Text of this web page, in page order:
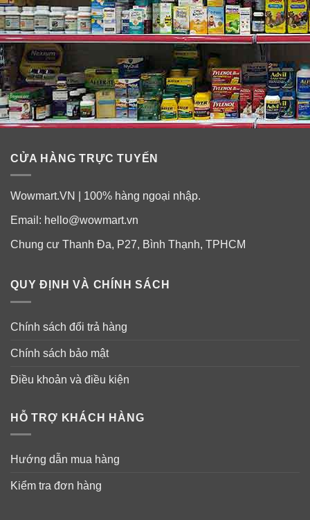
CỬA HÀNG TRỰC TUYẾN
Wowmart.VN | 100% hàng ngoại nhập.
Email: hello@wowmart.vn
Chung cư Thanh Đa, P27, Bình Thạnh, TPHCM
QUY ĐỊNH VÀ CHÍNH SÁCH
Chính sách đổi trả hàng
Chính sách bảo mật
Điều khoản và điều kiện
HỖ TRỢ KHÁCH HÀNG
Hướng dẫn mua hàng
Kiểm tra đơn hàng